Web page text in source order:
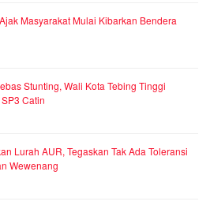
Masyarakat Mulai Kibarkan Bendera
Stunting, Wali Kota Tebing Tinggi
Catin
Lurah AUR, Tegaskan Tak Ada Toleransi
Wewenang